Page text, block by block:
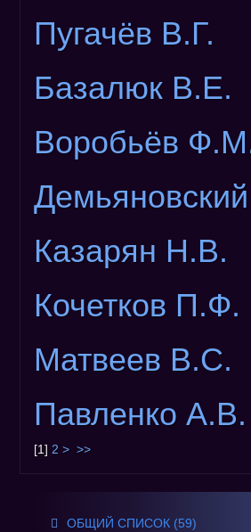
Музыка
Часы
Наш баннер
Пугачёв В.Г.
Базалюк В.Е.
Воробьёв
Казарян Н.В.
Кочетков П.Ф.
Матвеев В.С.
Павленко А.В.
[1] 2 > >>
ОБЩИЙ СПИСОК (59)